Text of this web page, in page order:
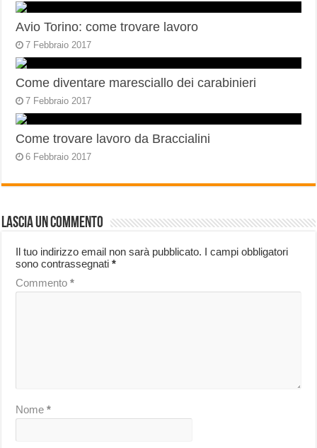
Avio Torino: come trovare lavoro
7 Febbraio 2017
Come diventare maresciallo dei carabinieri
7 Febbraio 2017
Come trovare lavoro da Braccialini
6 Febbraio 2017
Lascia un commento
Il tuo indirizzo email non sarà pubblicato. I campi obbligatori
sono contrassegnati*
Commento*
Nome*